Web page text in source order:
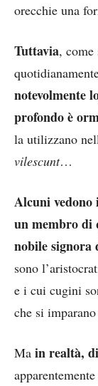
orecchie una
Tuttavia, come
notevolmente
profondo è
la utilizzano
vilescunt…
Alcuni vedono
un membro di
nobile signora
sono
e i cui cugini
che si
Ma in realtà,